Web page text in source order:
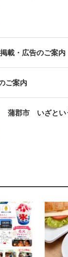
載・広告のご案内
ご案内
蒲郡市 いざとい